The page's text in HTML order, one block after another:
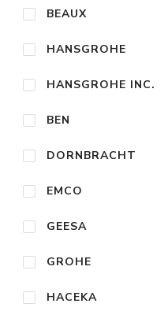
BEAUX
HANSGROHE
HANSGROHE INC.
BEN
DORNBRACHT
EMCO
GEESA
GROHE
HACEKA